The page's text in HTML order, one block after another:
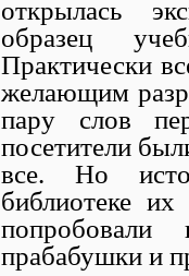
открылась
образец
Практически
желающим
пару слов
посетители
все. Но
библиотеке
прабабушки и